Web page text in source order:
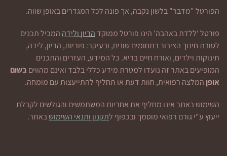
הפורטל "מדבר" בלשון נקבה, אך פונה לכל המגדרים באופן שווה.
פורטל 'ללדת באהבה' הינו פורטל ממוקד הריון ולידההמכיל תכנים
לטובת חינוך הציבור בתחומים שונים, ובעיקר: פוריות, הריון, לידה,
תינוקות וילדים, ואורח חיים בריא. כל המידע, העזרים והתכנים
המופיעים באתר זה נועדו למטרת מידע כללי בלבד ואינם מהוויםבשום
אופן המלצה רפואית, חוות דעת או תחליף להתייעצות עם מומחה.
השימוש באתר אינו מחליף את אחריות המשתמשים והגולשים לקבלת
ייעוץ ע"י גורם רפואי מוסמך ובכפוף לתקנון ותנאי השימושבאתר.